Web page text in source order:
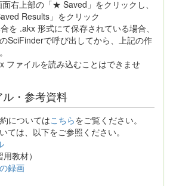
面右上部の「★ Saved」をクリックし、
Results」をクリック
を .akx 形式にて保存されている場合、
SciFinderで呼び出してから、上記の作
ファイルを読み込むことはできませ
・参考資料
についてはこちらをご覧ください。
ては、以下をご参照ください。
教材）
録画